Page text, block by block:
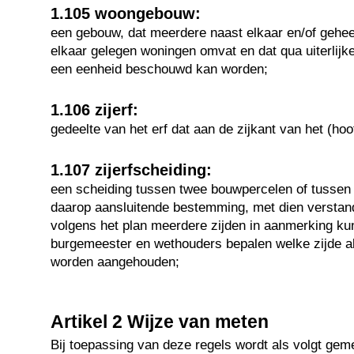
1.105 woongebouw:
een gebouw, dat meerdere naast elkaar en/of
elkaar gelegen woningen omvat en dat qua
een eenheid beschouwd kan worden;
1.106 zijerf:
gedeelte van het erf dat aan de zijkant van het
1.107 zijerfscheiding:
een scheiding tussen twee bouwpercelen of
daarop aansluitende bestemming, met dien
volgens het plan meerdere zijden in aanmerking
burgemeester en wethouders bepalen welke zijde
worden aangehouden;
Artikel 2 Wijze van meten
Bij toepassing van deze regels wordt als volgt